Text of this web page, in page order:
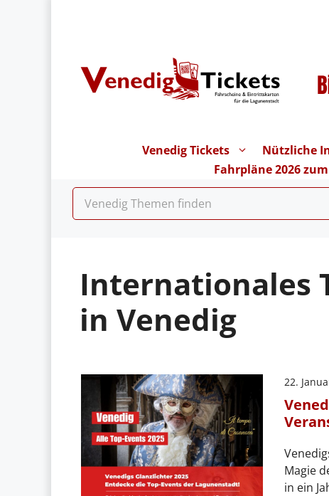
Venedig Tickets Nützliche
Fahrpläne 2026
Internationales
in Venedig
22.
Magie
in ein